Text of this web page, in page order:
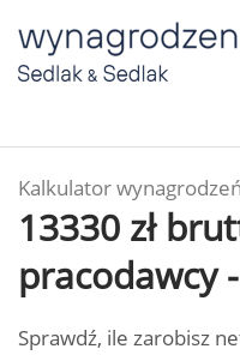
Kalkulator
13330 zł
pracodawcy
Sprawdź, ile zarobisz